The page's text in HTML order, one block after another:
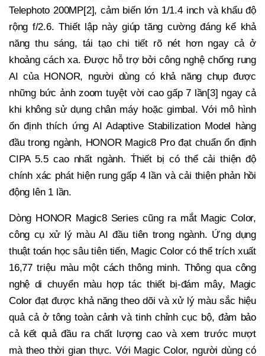
Telephoto 200MP[2], cảm biến lớn 1/1.4 inch và khẩu độ
rộng f/2.6. Thiết lập này giúp tăng cường đáng kể khả
năng thu sáng, tái tạo chi tiết rõ nét hơn ngay cả ở
khoảng cách xa. Được hỗ trợ bởi công nghệ chống rung
AI của HONOR, người dùng có khả năng chụp được
những bức ảnh zoom tuyệt vời cao gấp 7 lần[3] ngay cả
khi không sử dụng chân máy hoặc gimbal. Với mô hình
ổn định thích ứng AI Adaptive Stabilization Model hàng
đầu trong ngành, HONOR Magic8 Pro đạt chuẩn ổn định
CIPA 5.5 cao nhất ngành. T́hiết bị có thể cải thiện độ
chính xác phát hiện rung gấp 4 lần và cải thiện phản hồi
động lên 1 lần.
Dòng HONOR Magic8 Series cũng ra mắt Magic Color,
công cụ xử lý màu AI đầu tiên trong ngành. Ứng dụng
thuật toán học sâu tiên tiến, Magic Color có thể trích xuất
16,77 triệu màu một cách thông minh. Thông qua công
nghệ di chuyển màu hợp tác thiết bị-đám mây, Magic
Color đạt được khả năng theo dõi và xử lý màu sắc hiệu
quả cả ở tông toàn cảnh và tinh chỉnh cục bộ, đảm bảo
cả kết quả đầu ra chất lượng cao và xem trước mượt
mà theo thời gian thực. Với Magic Color, người dùng có